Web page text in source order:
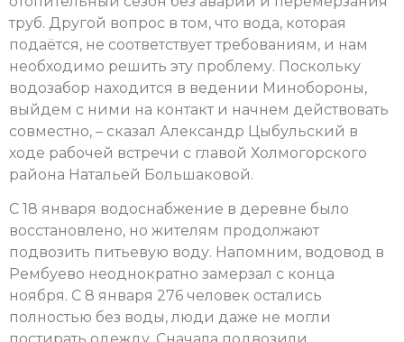
труб. Другой вопрос в том, что вода, которая
подаётся, не соответствует требованиям, и нам
необходимо решить эту проблему. Поскольку
водозабор находится в ведении Минобороны,
выйдем с ними на контакт и начнем действовать
совместно, – сказал Александр Цыбульский в
ходе рабочей встречи с главой Холмогорского
района Натальей Большаковой.
С 18 января водоснабжение в деревне было
восстановлено, но жителям продолжают
подвозить питьевую воду. Напомним, водовод в
Рембуево неоднократно замерзал с конца
ноября. С 8 января 276 человек остались
полностью без воды, люди даже не могли